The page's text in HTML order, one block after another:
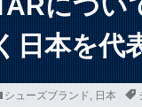
日本を代
シューズブランド, 日本
ベー
ラグ
ワーク